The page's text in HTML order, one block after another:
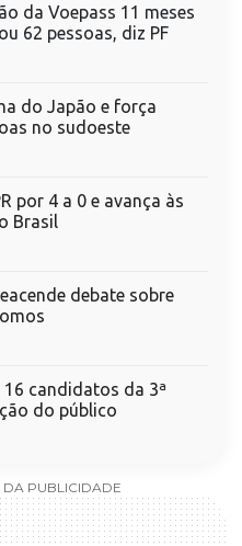
da Voepass 11 meses
62 pessoas, diz PF
do Japão e força
no sudoeste
por 4 a 0 e avança às
Brasil
debate sobre
16 candidatos da 3ª
do público
DA PUBLICIDADE